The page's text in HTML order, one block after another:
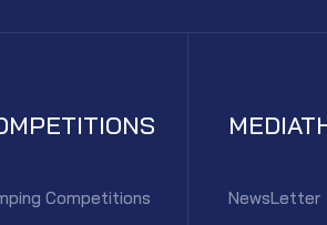
Competitions
NewsLetter